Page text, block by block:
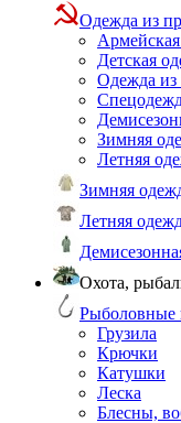
Одежда из
Детская
Одежда из
Зимняя
Летняя
Зимняя
Летняя
Охота,
Рыболовные
Грузила
Крючки
Катушки
Леска
Блесны,